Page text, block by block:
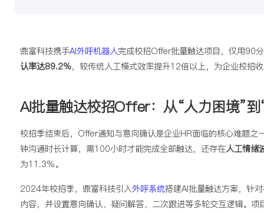
鼎富科技携手AI外呼机器人完成校招Offer批量触达项目，仅用90
认率达89.2%，较传统人工模式效率提升12倍以上，为企业校招
AI批量触达校招Offer：从“人力困境”到
校招季结束后，Offer通知与意向确认是企业HR面临的核心难题
钟沟通时长计算，需100小时才能完成全部触达，还存在人工情绪
为11.3%。
2024年校招季，鼎富科技引入外呼系统搭建AI批量触达方案，针
内容，并设置意向确认、疑问解答、二次跟进等多轮交互逻辑。